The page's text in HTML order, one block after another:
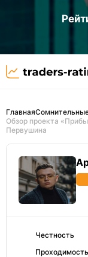
Главная
Обзор проекта
Первушина
Честность
Проходимость